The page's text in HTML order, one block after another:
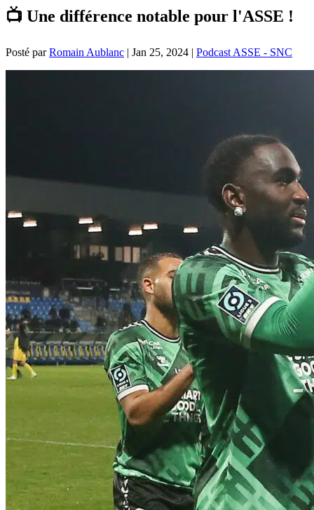
📺 Une différence notable pour l'ASSE !
Posté parRomain Aublanc | Jan 25, 2024 | Podcast ASSE - SNC